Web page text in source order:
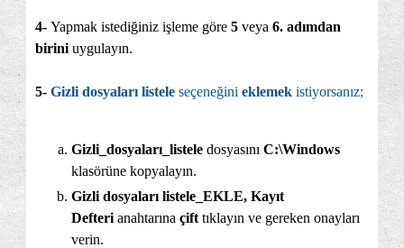
4- Yapmak istediğiniz işleme göre 5 veya 6. adımdan
birini uygulayın.
5- Gizli dosyaları listele seçeneğini eklemek istiyorsanız;
Gizli_dosyaları_listele dosyasını C:\Windows
klasörüne kopyalayın.
Gizli dosyaları listele_EKLE, Kayıt
Defteri anahtarına çift tıklayın ve gereken onayları
verin.